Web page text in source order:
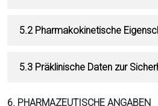
5.2 Pharmakokinetische
5.3 Präklinische Daten zur
6. PHARMAZEUTISCHE ANGABEN